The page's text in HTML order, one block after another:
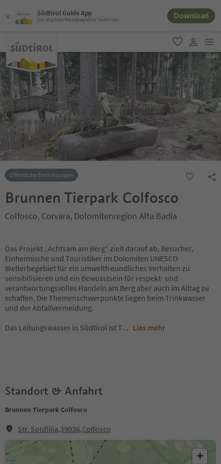
Südtirol Guide App
Der digitale Reisebegleiter Südtirols Download
favorit
user link
Öffentliche Einrichtungen
Brunnen Tierpark Colfosco
Colfosco, Corvara, Dolomitenregion Alta Badia
Das Projekt „Achtsam am Berg“ zielt darauf ab, Besucher,
Einheimische und Touristiker im Dolomiten UNESCO
Welterbegebiet für ein umweltfreundliches Verhalten zu
sensibilisieren und ein Bewusstsein für respekt- und
verantwortungsvolles Handeln am Berg aber auch im Alltag zu
schaffen. Die Themenschwerpunkte liegen beim Trinkwasser
und der Abfallvermeidung.
Das Leitungswasser in Südtirol ist T... Lies mehr
Standort & Anfahrt
Brunnen Tierpark Colfosco
Str. Sotdlijia,39036,Colfosco
+